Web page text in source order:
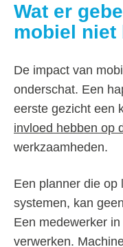
Wat er
mobiel niet
De impact van
onderschat. Een
eerste gezicht een
invloed hebben op
werkzaamheden.
Een planner die op
systemen, kan
Een medewerker
verwerken.